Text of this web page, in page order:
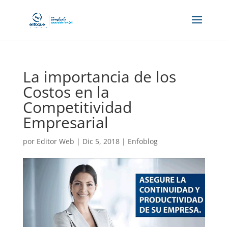
La importancia de los
Costos en la
Competitividad
Empresarial
por Editor Web | Dic 5, 2018| Enfoblog